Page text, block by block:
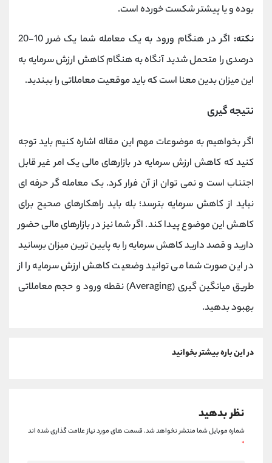
بوده و یا پیشتر شکست خورده است.
نکته:
اگر در هنگام ورود به یک معامله شما یک ضرر 10-20
درصدی را متحمل شدید آنگاه به هنگام کاهش ارزش سرمایه به
این میزان بدین معنا است که باید موقعیت معاملاتی را ببندید.
نتیجه گیری
اگر بخواهیم به موضوعات مهم این مقاله اشاره کنیم باید توجه
کنید که کاهش ارزش سرمایه در بازارهای مالی یک امر غیر قابل
اجتناب است و نمی توان از آن فرار کرد. یک معامله گر حرفه ای
نباید از کاهش سرمایه بترسد؛ بله باید راهکارهای صحیح برای
کاهش این موضوع پیدا کند. اگر شما نیز در بازارهای مالی حضور
دارید و قصد دارید کاهش سرمایه را به پایین ترین میزان برسانید
در این صورت شما می توانید وضعیت کاهش ارزش سرمایه را از
طریق میانگین گیری (Averaging) نقطه ورود و حجم معاملاتی
بهبود بدهید.
در این باره بیشتر بخوانید
نظر بدهید
شماره موبایل شما منتشر نخواهد شد.قسمت های مورد نیاز علامت گذاری شده اند
*